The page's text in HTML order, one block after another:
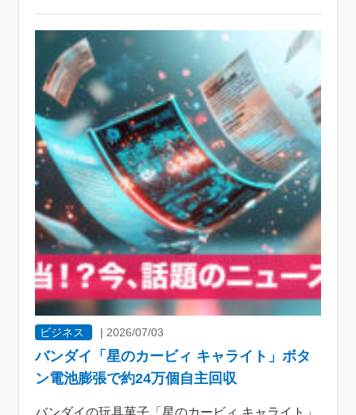
ビジネス |2026/07/03
バンダイ「星のカービィ キャライト」ボタ
ン電池膨張で約24万個自主回収